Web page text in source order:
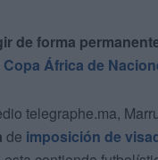
de forma
Copa África de
telegraphe.ma,
de imposición de